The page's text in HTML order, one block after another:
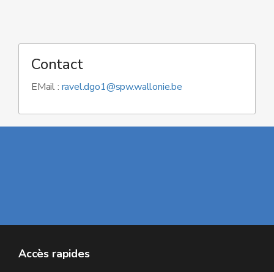
Contact
EMail : ravel.dgo1@spw.wallonie.be
Accès rapides